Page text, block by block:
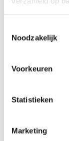
Noodzakelijk
Voorkeuren
Statistieken
Marketing
grondverf en de
Voordeuren
schroeven zowel
het kozijn
kromtrekken
(Bewerkingen
levertijd met 4